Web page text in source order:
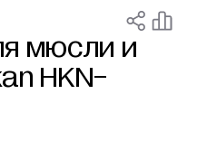
мюсли и
HKN-